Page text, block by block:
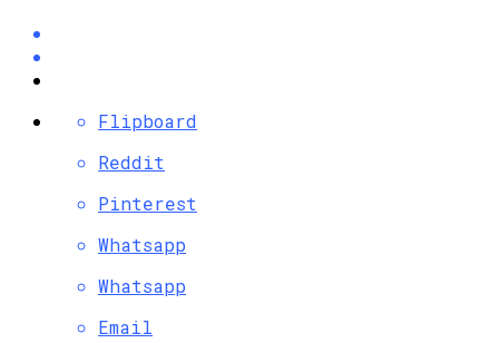
Flipboard
Reddit
Pinterest
Whatsapp
Whatsapp
Email